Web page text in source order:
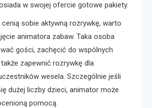
w swojej ofercie gotowe pakiety.
sobie aktywną rozrywkę, warto
animatora zabaw. Taka osoba
gości, zachęcić do wspólnych
zapewnić rozrywkę dla
wesela. Szczególnie jeśli
dużej liczby dzieci, animator może
pomocą.